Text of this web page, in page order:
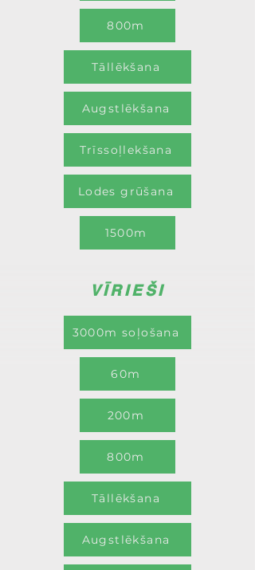
800m
Tāllēkšana
Augstlēkšana
Trīssoļlekšana
Lodes grūšana
1500m
VĪRIEŠI
3000m soļošana
60m
200m
800m
Tāllēkšana
Augstlēkšana